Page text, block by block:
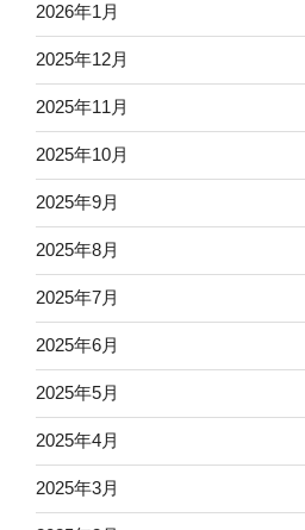
2026年1月
2025年12月
2025年11月
2025年10月
2025年9月
2025年8月
2025年7月
2025年6月
2025年5月
2025年4月
2025年3月